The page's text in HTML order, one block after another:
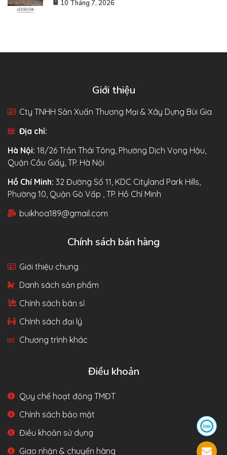
10 Tháng 7, 2026
Giới thiệu
Cty TNHH Sản Xuấn Thương Mại & Xây Dựng Bùi Gia
Địa chỉ:
Hà Nội: 18/26 Trần Thái Tông, Phường Dịch Vọng Hậu,
Quận Cầu Giấy, TP. Hà Nội
Hồ Chí Minh: 32 Đường Số 11, KDC Cityland Park Hills,
Phường 10, Quận Gò Vấp , TP. Hồ Chí Minh
buikhoa189@gmail.com
Chính sách bán hàng
Giới thiệu chung
Danh sách sản phẩm
Chính sách bán sỉ
Chính sách đại lý
Chương trình khác
Điều khoản
Quy chế hoạt động TMĐT
Chính sách bảo mật
Điều khoản sử dụng
Giao nhận & chuyển hàng